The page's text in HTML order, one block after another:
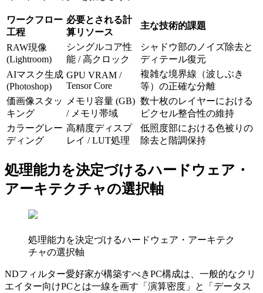
ワークフロー
工程
必要とされる計
算リソース
主な技術的課題
RAW現像
(Lightroom)
シングルコア性
能 / 高クロック
シャドウ部のノイズ除去と
ディテール復元
AIマスク生成
(Photoshop)
GPU VRAM /
Tensor Core
複雑な境界線（波しぶき
等）の正確な分離
価画像スタッ
キング
メモリ容量 (GB)
/ メモリ帯域
数十枚のレイヤーにおける
ピクセル整合性の維持
カラーグレー
ディング
高精度ディスプ
レイ / LUT処理
低照度部における色被りの
除去と階調保持
処理能力を決定づけるハードウェア・
アーキテクチャの選択軸
処理能力を決定づけるハードウェア・アーキテク
チャの選択軸
NDフィルター愛好家が構築すべきPC構成は、一般的なクリ
エイター向けPCとは一線を画す「演算密度」と「データス